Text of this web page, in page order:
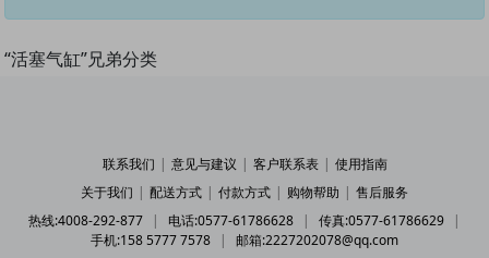
“活塞气缸”兄弟分类
联系我们 | 意见与建议 | 客户联系表 | 使用指南
关于我们 | 配送方式 | 付款方式 | 购物帮助 | 售后服务
热线:4008-292-877
| 电话:0577-61786628 | 传真:0577-61786629
|
手机:158 5777 7578
|
邮箱:2227202078@qq.com